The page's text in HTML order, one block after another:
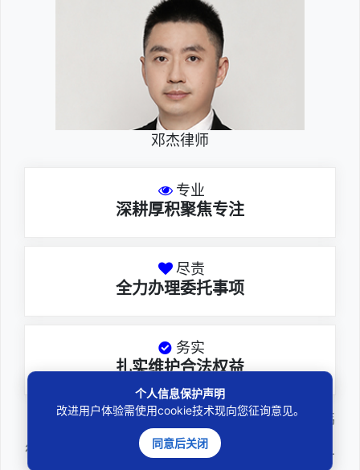
邓杰律师
专业
深耕厚积聚焦专注
尽责
全力办理委托事项
务实
扎实维护合法权益
邓杰律师，法律硕士，执业于北京市炜
衡（深圳）律师事务所，律师执业证号为14
个人信息保护声明
改进用户体验需使用cookie技术现向您征询意见。
同意后关闭